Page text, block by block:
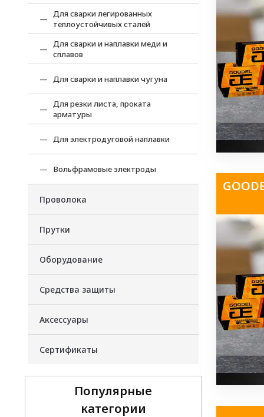
Для сварки легированных
теплоустойчивых сталей
Для сварки и наплавки меди и
сплавов
Для сварки и наплавки чугуна
Для резки листа, проката
арматуры
Для электродуговой наплавки
Вольфрамовые электроды
Проволока
Прутки
Оборудование
Средства защиты
Аксессуары
Сертификаты
Популярные
категории